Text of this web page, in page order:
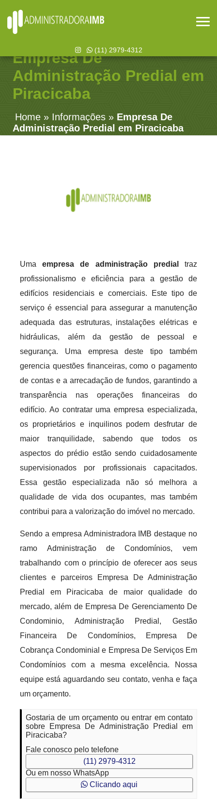
(11) 2979-4312
Empresa De
Administração Predial em
Piracicaba
Home » Informações » Empresa De
Administração Predial em Piracicaba
Umaempresa de administração predial
traz
profissionalismo e eficiência para a gestão de
edifícios residenciais e comerciais. Este tipo de
serviço é essencial para assegurar a manutenção
adequada das estruturas, instalações elétricas e
hidráulicas, além da gestão de pessoal e
segurança. Uma empresa deste tipo também
gerencia questões financeiras, como o pagamento
de contas e a arrecadação de fundos, garantindo a
transparência nas operações financeiras do
edifício. Ao contratar uma empresa especializada,
os proprietários e inquilinos podem desfrutar de
maior tranquilidade, sabendo que todos os
aspectos do prédio estão sendo cuidadosamente
supervisionados por profissionais capacitados.
Essa gestão especializada não só melhora a
qualidade de vida dos ocupantes, mas também
contribui para a valorização do imóvel no mercado.
Sendo a empresa Administradora IMB destaque no
ramo Administração de Condomínios, vem
trabalhando com o princípio de oferecer aos seus
clientes e parceiros Empresa De Administração
Predial em Piracicaba de maior qualidade do
mercado, além de Empresa De Gerenciamento De
Condominio, Administração Predial, Gestão
Financeira De Condomínios, Empresa De
Cobrança Condominial e Empresa De Serviços Em
Condomínios com a mesma excelência. Nossa
equipe está aguardando seu contato, venha e faça
um orçamento.
Gostaria de um orçamento ou entrar em contato
sobre Empresa De Administração Predial em
Piracicaba?
Fale conosco pelo telefone
(11) 2979-4312
Ou em nosso WhatsApp
Clicando aqui